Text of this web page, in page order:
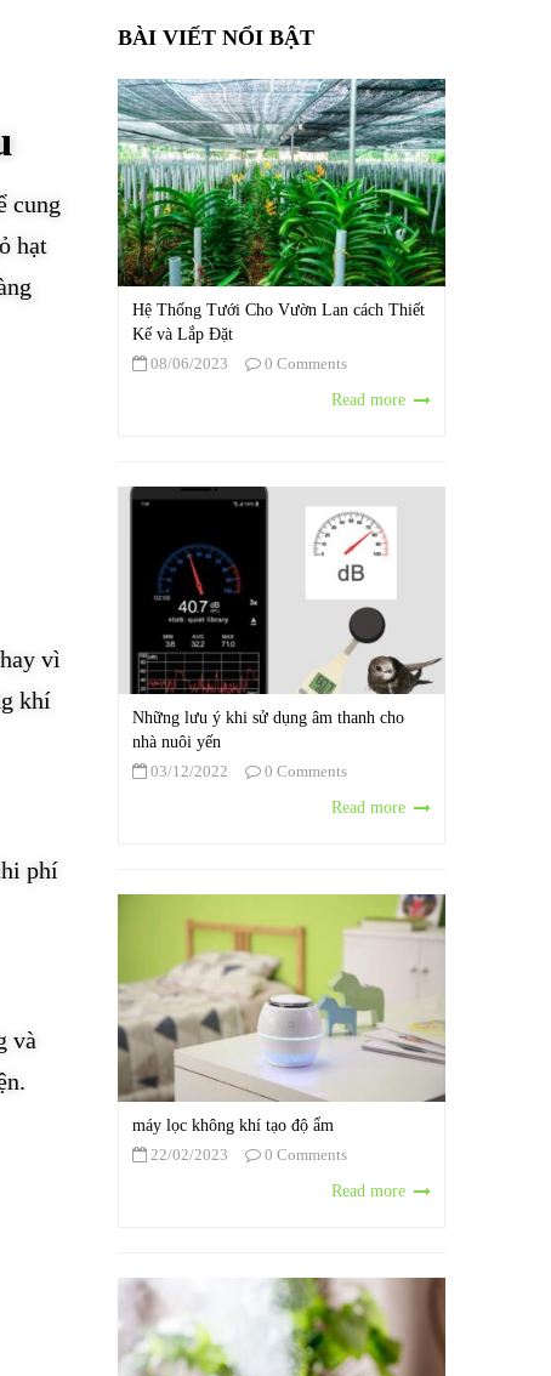
cung
hạt
vì
khí
phí
và
BÀI VIẾT NỔI BẬT
Hệ Thống Tưới Cho Vườn Lan cách Thiết
Kế và Lắp Đặt
08/06/2023
0 Comments
Read more
Những lưu ý khi sử dụng âm thanh cho
nhà nuôi yến
03/12/2022
0 Comments
Read more
máy lọc không khí tạo độ ẩm
22/02/2023
0 Comments
Read more